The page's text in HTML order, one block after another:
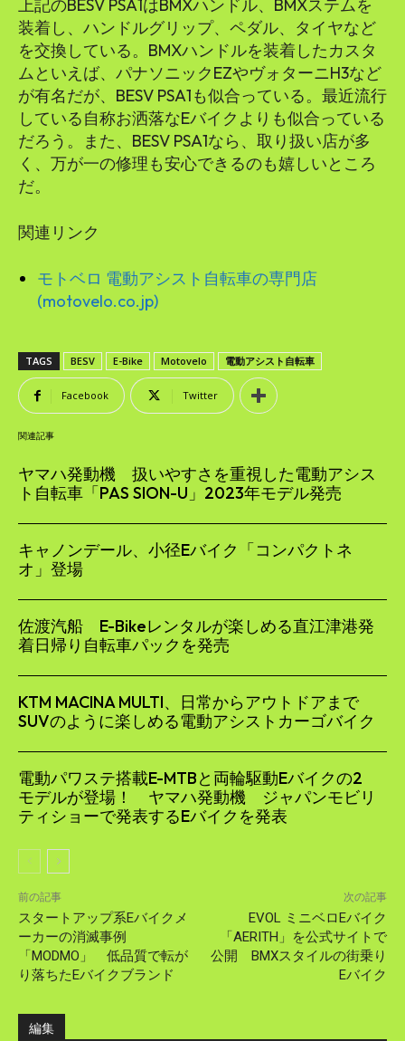
上記のBESV PSA1はBMXハンドル、BMXステムを
装着し、ハンドルグリップ、ペダル、タイヤなど
を交換している。BMXハンドルを装着したカスタ
ムといえば、パナソニックEZやヴォターニH3など
が有名だが、BESV PSA1も似合っている。最近流行
している自称お洒落なEバイクよりも似合っている
だろう。また、BESV PSA1なら、取り扱い店が多
く、万が一の修理も安心できるのも嬉しいところ
だ。
関連リンク
モトベロ 電動アシスト自転車の専門店
(motovelo.co.jp)
TAGS BESV E-Bike Motovelo 電動アシスト自転車
Facebook Twitter
関連記事
ヤマハ発動機 扱いやすさを重視した電動アシス
ト自転車「PAS SION-U」2023年モデル発売
キャノンデール、小径Eバイク「コンパクトネ
オ」登場
佐渡汽船 E-Bikeレンタルが楽しめる直江津港発
着日帰り自転車パックを発売
KTM MACINA MULTI、日常からアウトドアまで
SUVのように楽しめる電動アシストカーゴバイク
電動パワステ搭載E-MTBと両輪駆動Eバイクの2
モデルが登場！ ヤマハ発動機 ジャパンモビリ
ティショーで発表するEバイクを発表
前の記事
スタートアップ系Eバイクメ
ーカーの消滅事例
「MODMO」 低品質で転が
り落ちたEバイクブランド
次の記事
EVOL ミニベロEバイク
「AERITH」を公式サイトで
公開 BMXスタイルの街乗り
Eバイク
編集